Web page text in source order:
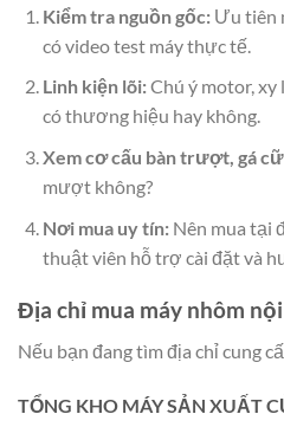
Kiểm tra nguồn gốc:Ưu tiên
có video test máy thực tế.
Linh kiện lõi:Chú ý motor, xy
có thương hiệu hay không.
Xem cơ cấu bàn trượt, gá
mượt không?
Nơi mua uy tín:Nên mua tại
thuật viên hỗ trợ cài đặt và
Địa chỉ mua máy nhôm
Nếu bạn đang tìm địa chỉ cung
TỔNG KHO MÁY SẢN XUẤT